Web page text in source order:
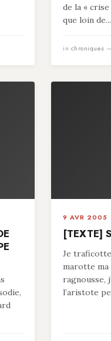
de la «
que loin de...
in chroniques
9 AVR 2005
[TEXTE]
Je
marotte ma
ragnousse,
l’aristote